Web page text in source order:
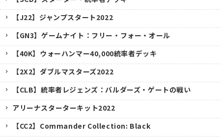
【J22】ジャンプスタート2022
【GN3】ゲームナイト：フリー・フォー・オール
【40K】ウォーハンマー40,000統率者デッキ
【2X2】ダブルマスターズ2022
【CLB】統率者レジェンズ：バルダーズ・ゲートの戦い
アリーナスターターキット2022
【CC2】Commander Collection: Black